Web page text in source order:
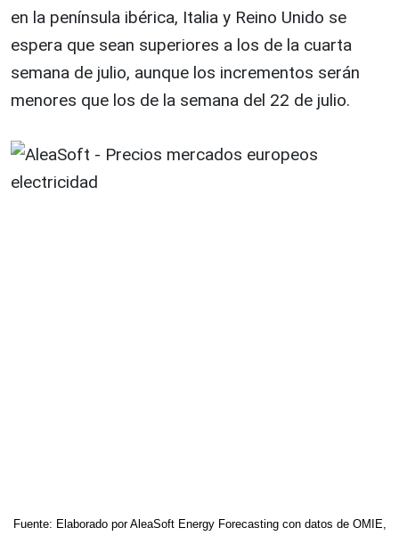
en la península ibérica, Italia y Reino Unido se
espera que sean superiores a los de la cuarta
semana de julio, aunque los incrementos serán
menores que los de la semana del 22 de julio.
Fuente: Elaborado por AleaSoft Energy Forecasting con datos de OMIE,